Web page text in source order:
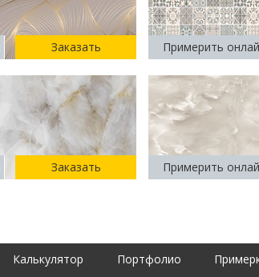
Заказать Примерить
Заказать Примерить
Калькулятор Портфолио